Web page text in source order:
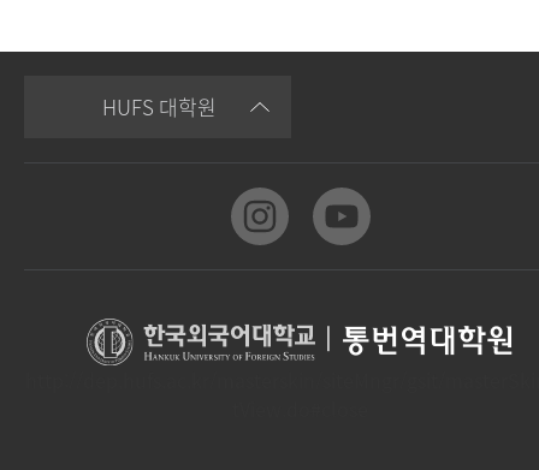
HUFS 대학원
통번역대학원